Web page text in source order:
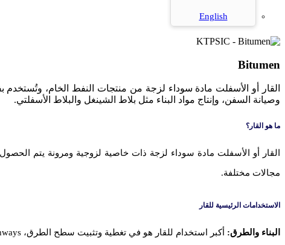
English
Bitumen
القار أو الأسفلت مادة سوداء لزجة من منتجات النفط الخام، وتُستخدم
وصيانة السفن، وإنتاج مواد البناء مثل بلاط الشينغل والبلاط الأسفلتي.
ما هو القار؟
القار أو الأسفلت مادة سوداء لزجة ذات خاصية لزوجية ومرونة يتم
مجالات مختلفة.
الاستخدامات الرئيسية للقار
البناء والطرق: أكبر استخدام للقار هو في تغطية وتثبيت سطح الطرق، highways والمواقف. كمواد لاصقة في الأسفلت، يمنح القار المرونة والمقاومة للسطح ضد الظروف الجوية المختلفة.